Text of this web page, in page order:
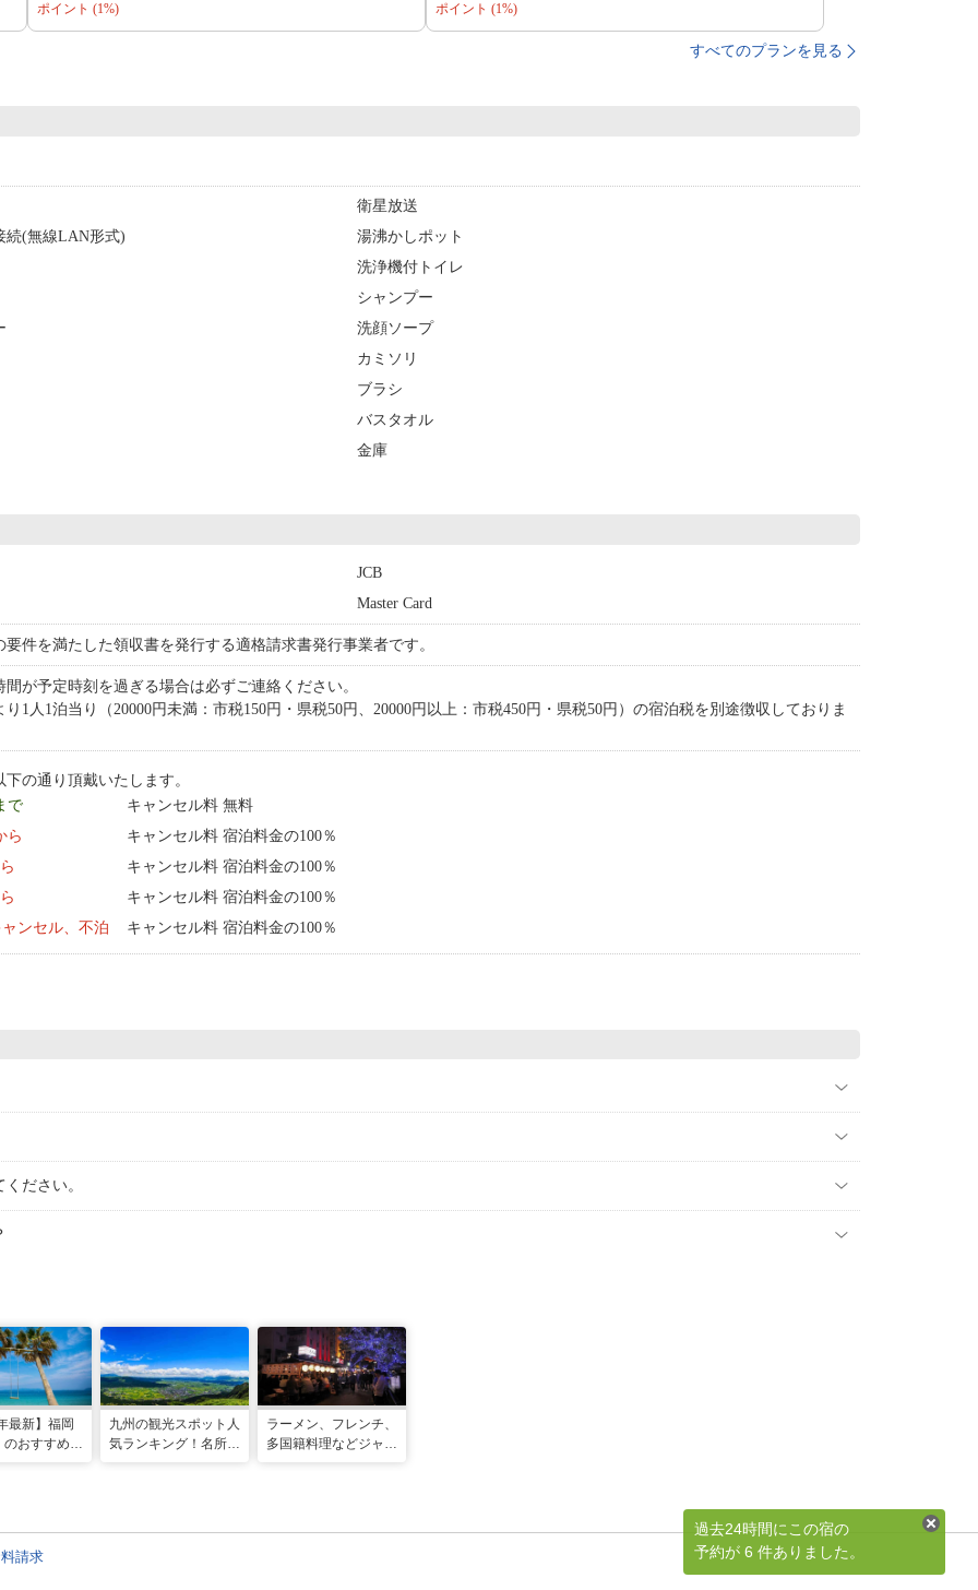
ポイント (1%) ポイント (1%)
すべてのプランを見る
衛星放送
続(無線LAN形式)
湯沸かしポット
洗浄機付トイレ
シャンプー
洗顔ソープ
カミソリ
ブラシ
バスタオル
金庫
JCB
Master Card
件を満たした領収書を発行する適格請求書発行事業者です。
が予定時刻を過ぎる場合は必ずご連絡ください。
1人1泊当り（20000円未満：市税150円・県税50円、20000円以上：市税450円・県税50円）の宿泊税を別途徴収しておりま
の通り頂戴いたします。
で
キャンセル料 無料
から
キャンセル料 宿泊料金の100％
キャンセル料 宿泊料金の100％
キャンセル料 宿泊料金の100％
ンセル、不泊
キャンセル料 宿泊料金の100％
ださい。
最新】福岡
のおすすめ観
九州の観光スポット人
気ランキング！名所も
ラーメン、フレンチ、
多国籍料理などジャン
請求
過去24時間にこの宿の
予約が 6 件ありました。